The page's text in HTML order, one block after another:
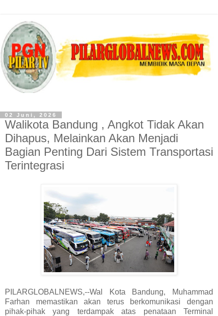
02 Juni, 2026
Walikota Bandung , Angkot Tidak Akan
Dihapus, Melainkan Akan Menjadi
Bagian Penting Dari Sistem Transportasi
Terintegrasi
PILARGLOBALNEWS,--Wal Kota Bandung, Muhammad
Farhan memastikan akan terus berkomunikasi dengan
pihak-pihak yang terdampak atas penataan Terminal